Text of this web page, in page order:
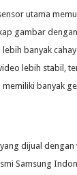
utama
gambar
banyak
lebih stabil,
memiliki banyak
dijual
Samsung